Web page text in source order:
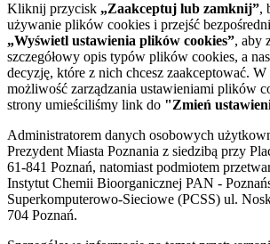
Kliknij przycisk „Zaakceptuj lub zamknij”,
używanie plików cookies i przejść
„Wyświetl ustawienia plików cookies”, aby
szczegółowy opis typów plików cookies, a
decyzję, które z nich chcesz zaakceptować.
możliwość zarządzania ustawieniami plików
strony umieściliśmy link do "Zmień
Administratorem danych osobowych
Prezydent Miasta Poznania z siedzibą przy
61-841 Poznań, natomiast podmiotem
Instytut Chemii Bioorganicznej PAN -
Superkomputerowo-Sieciowe (PCSS) ul.
704 Poznań.